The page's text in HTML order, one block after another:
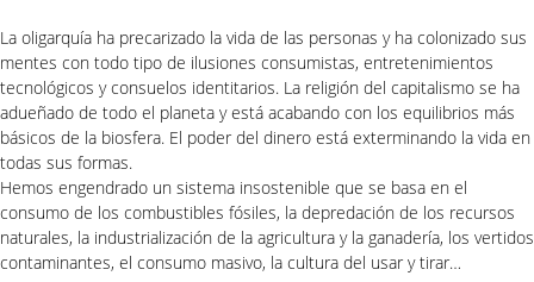
La oligarquía ha precarizado la vida de las personas y ha colonizado sus
mentes con todo tipo de ilusiones consumistas, entretenimientos
tecnológicos y consuelos identitarios. La religión del capitalismo se ha
adueñado de todo el planeta y está acabando con los equilibrios más
básicos de la biosfera. El poder del dinero está exterminando la vida en
todas sus formas.
Hemos engendrado un sistema insostenible que se basa en el
consumo de los combustibles fósiles, la depredación de los recursos
naturales, la industrialización de la agricultura y la ganadería, los vertidos
contaminantes, el consumo masivo, la cultura del usar y tirar…